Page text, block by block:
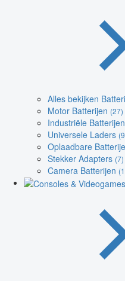
Alles bekijken
Motor Batterijen (27)
Industriële
Universele Laders
Oplaadbare
Stekker Adapters (7)
Camera Batterijen